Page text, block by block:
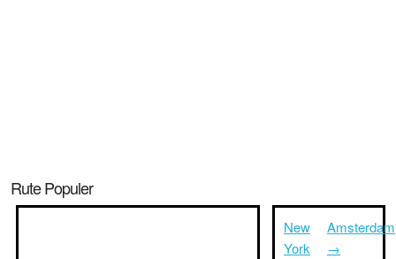
Rute Populer
New
York
Amsterdam
→